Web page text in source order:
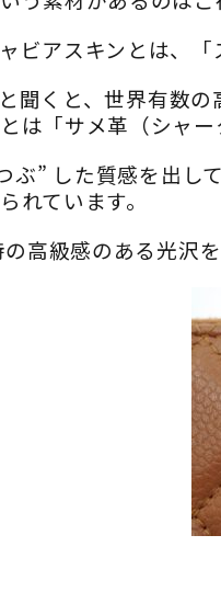
ビアスキンとは、
と聞くと、世界有数
は「サメ革（シャ
ぶ” した質感を出
れています。
高級感のある光沢を